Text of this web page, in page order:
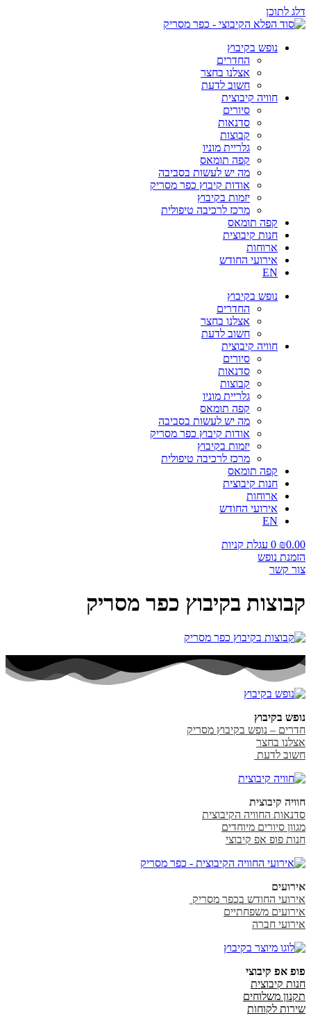
דלג לתוכן
נופש בקיבוץ
החדרים
אצלנו בחצר
חשוב לדעת
חוויה קיבוצית
סיורים
סדנאות
קבוצות
גלריית מוניו
קפה תומאס
מה יש לעשות בסביבה
אודות קיבוץ כפר מסריק
יזמות בקיבוץ
מרכז לרכיבה טיפולית
קפה תומאס
חנות קיבוצית
ארוחות
אירועי החודש
EN
נופש בקיבוץ
החדרים
אצלנו בחצר
חשוב לדעת
חוויה קיבוצית
סיורים
סדנאות
קבוצות
גלריית מוניו
קפה תומאס
מה יש לעשות בסביבה
אודות קיבוץ כפר מסריק
יזמות בקיבוץ
מרכז לרכיבה טיפולית
קפה תומאס
חנות קיבוצית
ארוחות
אירועי החודש
EN
₪0.00
0 עגלת קניות
הזמנת נופש
צור קשר
קבוצות בקיבוץ כפר מסריק
נופש בקיבוץ
חדרים – נופש בקיבוץ מסריק
אצלנו בחצר
חשוב לדעת
חוויה קיבוצית
סדנאות החוויה הקיבוצית
מגוון סיורים מיוחדים
חנות פופ אפ קיבוצי
אירועים
אירועי החודש בכפר מסריק
אירועים משפחתיים
אירועי חברה
פופ אפ קיבוצי
חנות קיבוצית
תקנון משלוחים
שירות לקוחות